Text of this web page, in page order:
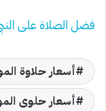
فضل الصلاة على
أسعار حلاوة المولد
أسعار حلوى